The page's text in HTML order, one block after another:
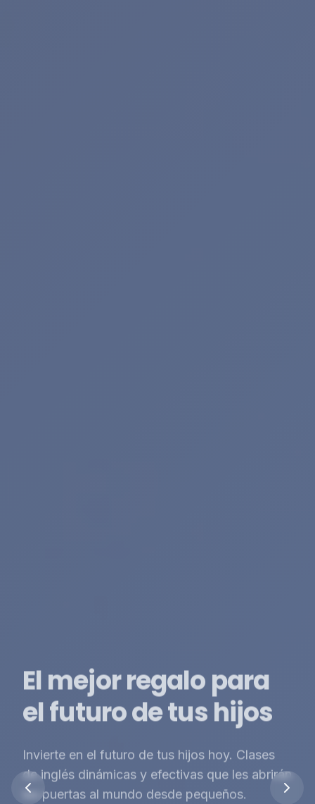
Conquista nuevos
horizontes con el
inglés
Cumple tu sueño de aprender inglés. Mejora
tu currículum y abre nuevas oportunidades